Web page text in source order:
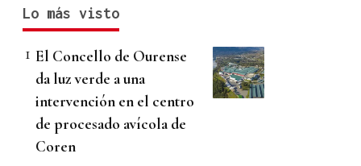
Lo más visto
El Concello de Ourense
da luz verde a una
intervención en el centro
de procesado avícola de
Coren